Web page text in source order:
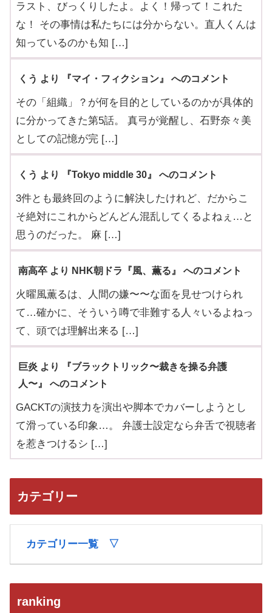
ラスト、びっくりしたよ。よく！帰って！これた
な！ その事情は私たちには分からない。直人くんは
知っているのかも知 […]
くう より 『マイ・フィクション』 へのコメント
その「組織」？が何を目的としているのかが具体的
に分かってきた第5話。 真弓が覚醒し、石野奈々美
としての記憶が完 […]
くう より 『Tokyo middle 30』 へのコメント
3件とも最終回のように解決したけれど、だからこ
そ絶対にこれからどんどん混乱してくるよねぇ…と
思うのだった。 麻 […]
南高卒 より NHK朝ドラ『風、薫る』 へのコメント
火曜風薫るは、人間の嫌〜〜な面を見せつけられ
て…確かに、そういう噂で非難する人々いるよねっ
て、頭では理解出来る […]
巨炎 より 『ブラックトリック〜裁きを操る弁護
人〜』 へのコメント
GACKTの演技力を演出や脚本でカバーしようとし
て滑っている印象…。 弁護士設定なら弁舌で視聴者
を惹きつけるシ […]
カテゴリー
カテゴリー一覧 ▽
ranking